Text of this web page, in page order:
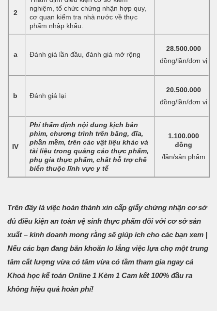
2
nghiệm, tổ chức chứng nhận hợp quy,
cơ quan kiểm tra nhà nước về thực
phẩm nhập khẩu:
a Đánh giá lần đầu, đánh giá mở rộng
28.500.000
đồng/lần/đơn vị
b Đánh giá lại
20.500.000
đồng/lần/đơn vị
IV
Phí thẩm định nội dung kịch bản
phim, chương trình trên băng, đĩa,
phần mềm, trên các vật liệu khác và
tài liệu trong quảng cáo thực phẩm,
phụ gia thực phẩm, chất hỗ trợ chế
biến thuộc lĩnh vực y tế
1.100.000
đồng
/lần/sản phẩm
Trên đây là việc hoàn thành xin cấp giấy chứng nhận cơ sở
đủ điều kiện an toàn vệ sinh thực phẩm đối với cơ sở sản
xuất – kinh doanh mong rằng sẽ giúp ích cho các bạn xem |
Nếu các bạn đang băn khoăn lo lắng việc lựa chọ một trung
tâm cất lượng vừa có tâm vừa có tầm tham gia ngay cá
Khoá học kế toán Online 1 Kèm 1 Cam kết 100% đầu ra
không hiệu quả hoàn phí!